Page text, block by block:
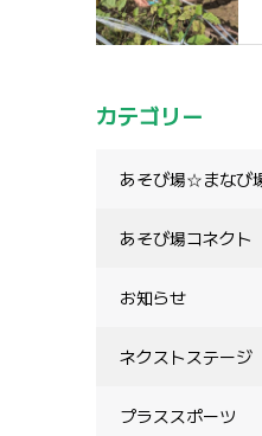
カテゴリー
あそび場☆まなび
あそび場コネクト
お知らせ
ネクストステージ
プラススポーツ